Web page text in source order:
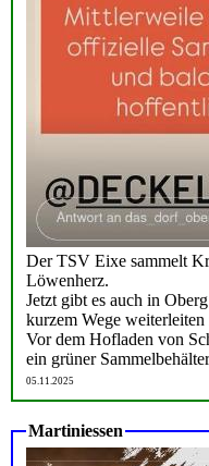
Der TSV Eixe sammelt
Löwenherz.
Jetzt gibt es auch in
kurzem Wege weiterleiten
Vor dem Hofladen von
ein grüner
05.11.2025
Martiniessen